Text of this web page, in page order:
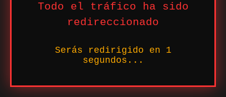
Todo el tráfico ha sido
redireccionado
Serás redirigido en 1
segundos...